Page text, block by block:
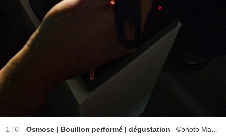
1 | 6 Osmose | Bouillon performé | dégustation ©photo Marlène Cotelette